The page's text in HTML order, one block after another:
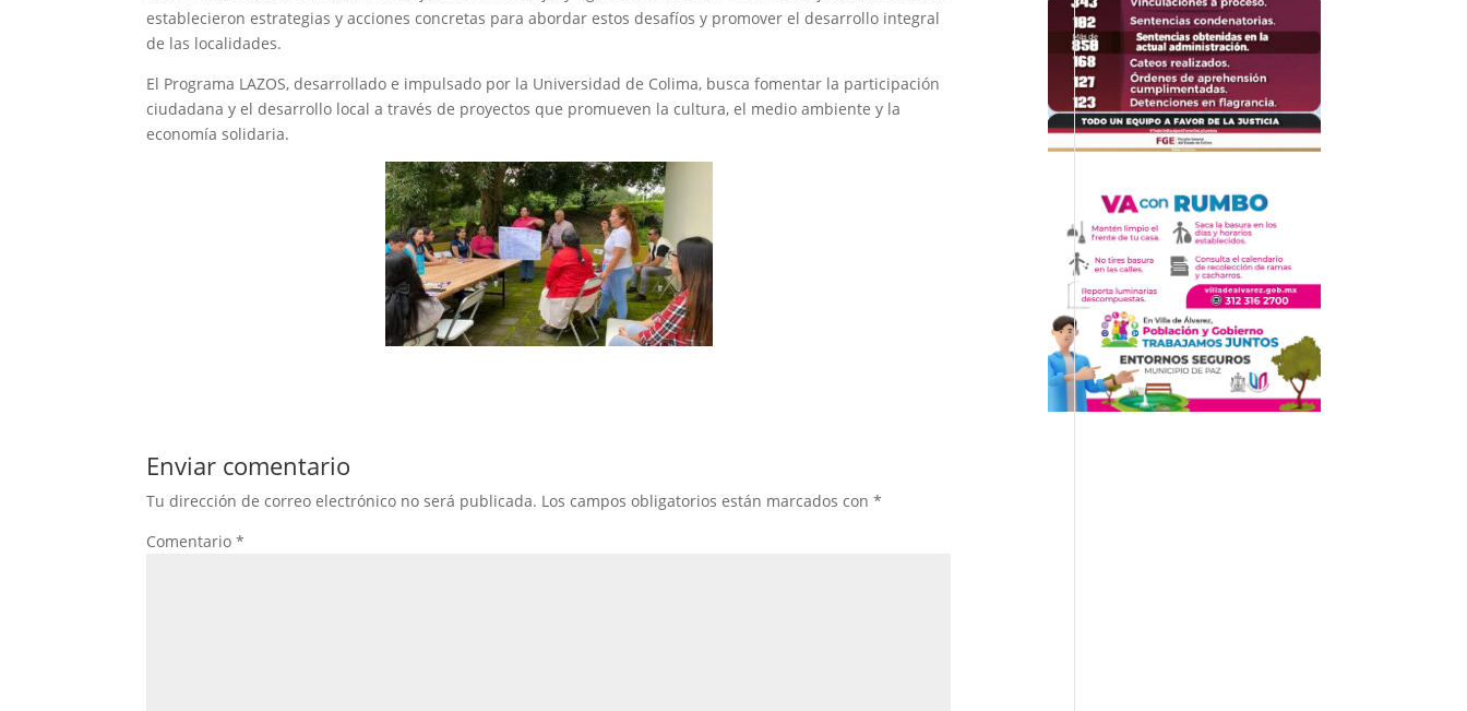
establecieron estrategias y acciones concretas para abordar estos desafíos y promover el desarrollo integral
de las localidades.
El Programa LAZOS, desarrollado e impulsado por la Universidad de Colima, busca fomentar la participación
ciudadana y el desarrollo local a través de proyectos que promueven la cultura, el medio ambiente y la
economía solidaria.
Enviar comentario
Tu dirección de correo electrónico no será publicada. Los campos obligatorios están marcados con*
Comentario*